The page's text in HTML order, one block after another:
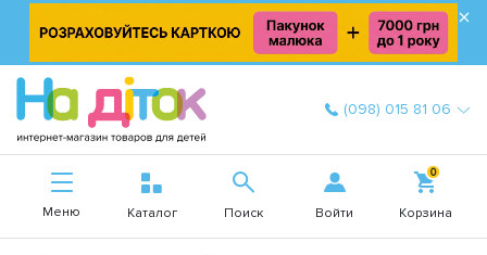
×
(098) 015 81 06
Меню Каталог Поиск Войти
0
Корзина